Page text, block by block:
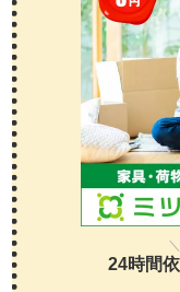
24時間